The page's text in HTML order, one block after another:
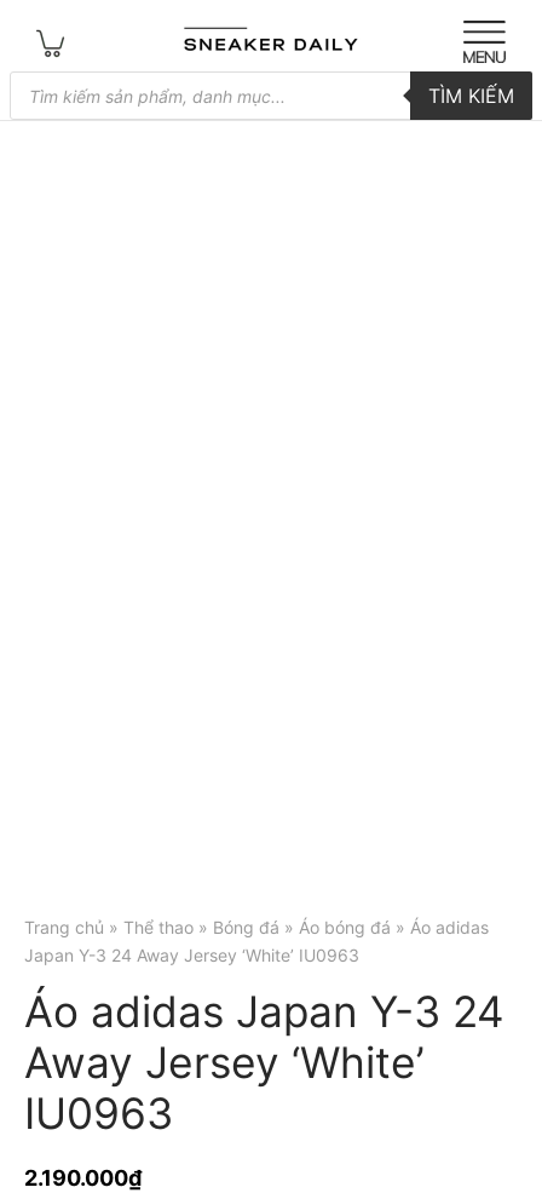
Tìm
kiếm
sản
TÌM KIẾM
Trang chủ » Thể thao » Bóng đá » Áo bóng đá » Áo adidas
Japan Y-3 24 Away Jersey ‘White’ IU0963
Áo adidas Japan Y-3 24
Away Jersey ‘White’
IU0963
2.190.000₫